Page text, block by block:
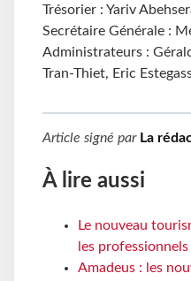
Trésorier : Yariv
Secrétaire Générale :
Administrateurs :
Tran-Thiet, Eric
Article signé par La
À lire aussi
Le nouveau
les
Amadeus : les